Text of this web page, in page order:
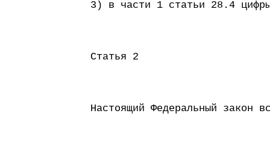
3) в части 1 статьи 28.4
Статья 2
Настоящий Федеральный закон